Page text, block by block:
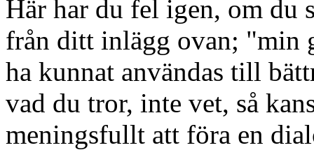
Här har du fel igen, om du
från ditt inlägg ovan; "min
ha kunnat användas till
vad du tror, inte vet, så
meningsfullt att föra en